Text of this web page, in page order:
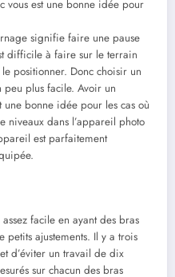
est une bonne idée pour
signifie faire une pause
difficile à faire sur le terrain
positionner. Donc choisir un
plus facile. Avoir un
bonne idée pour les cas où
niveaux dans l’appareil photo
est parfaitement
facile en ayant des bras
ajustements. Il y a trois
d’éviter un travail de dix
sur chacun des bras